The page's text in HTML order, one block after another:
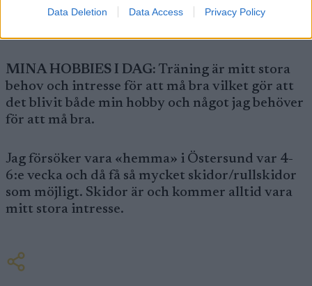
Data Deletion Data Access Privacy Policy
kilometer med våra aktiva skidåkare uppe på
MINA HOBBIES I DAG: Träning är mitt stora
behov och intresse för att må bra vilket gör att
det blivit både min hobby och något jag behöver
för att må bra.
Jag försöker vara «hemma» i Östersund var 4-
6:e vecka och då få så mycket skidor/rullskidor
som möjligt. Skidor är och kommer alltid vara
mitt stora intresse.